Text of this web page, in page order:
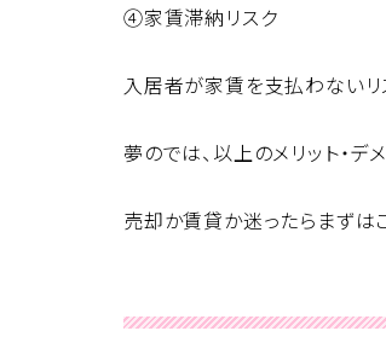
④家賃滞納リスク
入居者が家賃を支払わないリ
夢のでは、以上のメリット・
売却か賃貸か迷ったらまずは